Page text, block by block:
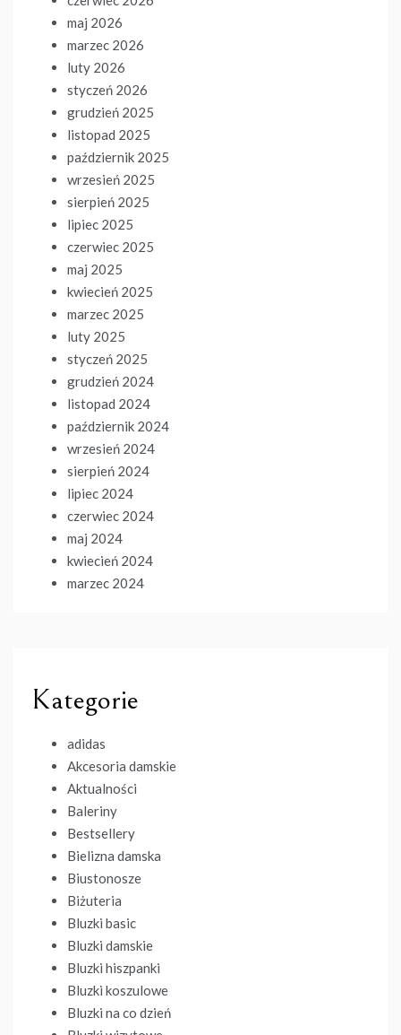
maj 2026
marzec 2026
luty 2026
styczeń 2026
grudzień 2025
listopad 2025
październik 2025
wrzesień 2025
sierpień 2025
lipiec 2025
czerwiec 2025
maj 2025
kwiecień 2025
marzec 2025
luty 2025
styczeń 2025
grudzień 2024
listopad 2024
październik 2024
wrzesień 2024
sierpień 2024
lipiec 2024
czerwiec 2024
maj 2024
kwiecień 2024
marzec 2024
Kategorie
adidas
Akcesoria damskie
Aktualności
Baleriny
Bestsellery
Bielizna damska
Biustonosze
Biżuteria
Bluzki basic
Bluzki damskie
Bluzki hiszpanki
Bluzki koszulowe
Bluzki na co dzień